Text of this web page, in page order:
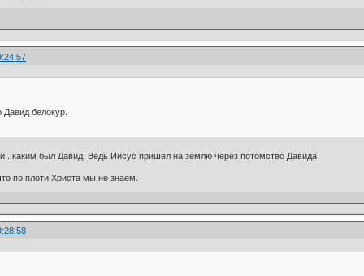
белокур.
каким был Давид. Ведь Иисус пришёл на землю через потомство Давида.
по плоти Христа мы не знаем.